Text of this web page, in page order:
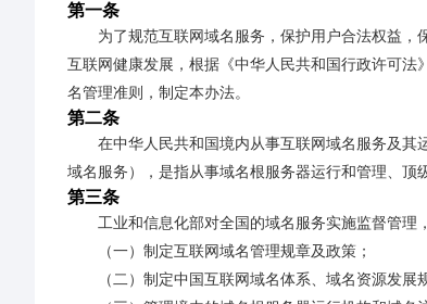
第一条
为了规范互联网域名服务，保护用户合法权益
互联网健康发展，根据《中华人民共和国行政许可
名管理准则，制定本办法。
第二条
在中华人民共和国境内从事互联网域名服务及
域名服务），是指从事域名根服务器运行和管理、顶
第三条
工业和信息化部对全国的域名服务实施监督管理
（一）制定互联网域名管理规章及政策；
（二）制定中国互联网域名体系、域名资源发展